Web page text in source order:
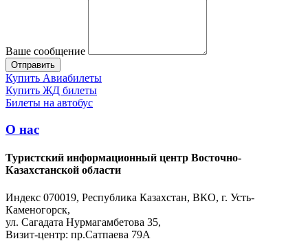
Ваше сообщение
Купить Авиабилеты
Купить ЖД билеты
Билеты на автобус
О нас
Туристский информационный центр Восточно-
Казахстанской области
Индекс 070019, Республика Казахстан, ВКО, г. Усть-
Каменогорск,
ул. Сагадата Нурмагамбетова 35,
Визит-центр: пр.Сатпаева 79А